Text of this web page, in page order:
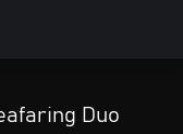
Duo